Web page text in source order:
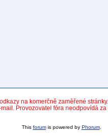
na komerčně zaměřené
Provozovatel fóra neodpovídá
This forumis powered by Phorum.